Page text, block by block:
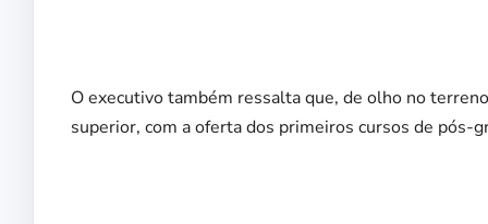
O executivo também ressalta que, de olho no
superior, com a oferta dos primeiros cursos de pós-